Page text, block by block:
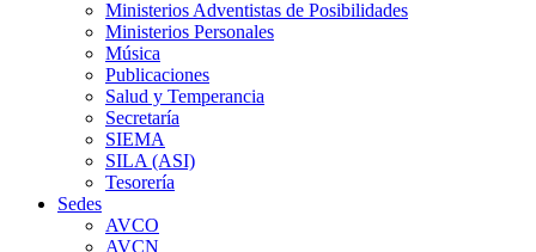
Ministerios Adventistas de Posibilidades
Ministerios Personales
Música
Publicaciones
Salud y Temperancia
Secretaría
SIEMA
SILA (ASI)
Tesorería
Sedes
AVCO
AVCN